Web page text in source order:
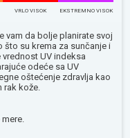
VRLO VISOK EKSTREMNO VISOK
vam da bolje planirate svoj
što su krema za sunčanje i
UV indeksa
odeće sa UV
oštećenje zdravlja kao
rak kože.